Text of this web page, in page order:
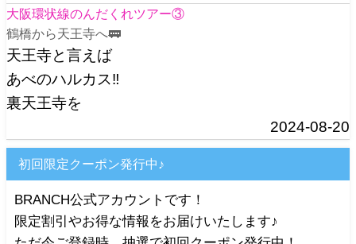
大阪環状線のんだくれツアー③
鶴橋から天王寺へ🚃
天王寺と言えば
あべのハルカス‼️
裏天王寺を
2024-08-20
初回限定クーポン発行中♪
BRANCH公式アカウントです！
限定割引やお得な情報をお届けいたします♪